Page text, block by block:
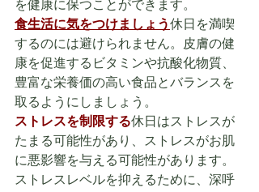
を健康に保つことができます。
食生活に気をつけましょう休日を満喫
するのには避けられません。皮膚の健
康を促進するビタミンや抗酸化物質、
豊富な栄養価の高い食品とバランスを
取るようにしましょう。
ストレスを制限する休日はストレスが
たまる可能性があり、ストレスがお肌
に悪影響を与える可能性があります。
ストレスレベルを抑えるために、深呼